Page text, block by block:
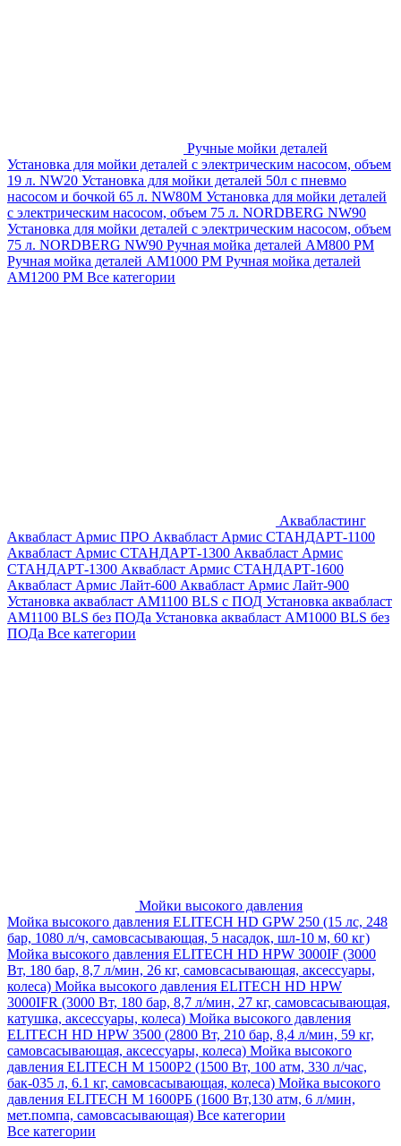
Ручные мойки деталей
Установка для мойки деталей с электрическим насосом, объем
19 л. NW20 Установка для мойки деталей 50л с пневмо
насосом и бочкой 65 л. NW80M Установка для мойки деталей
с электрическим насосом, объем 75 л. NORDBERG NW90
Установка для мойки деталей с электрическим насосом, объем
75 л. NORDBERG NW90 Ручная мойка деталей АМ800 РМ
Ручная мойка деталей АМ1000 РМ Ручная мойка деталей
АМ1200 РМ Все категории
Аквабластинг
Аквабласт Армис ПРО Аквабласт Армис СТАНДАРТ-1100
Аквабласт Армис СТАНДАРТ-1300 Аквабласт Армис
СТАНДАРТ-1300 Аквабласт Армис СТАНДАРТ-1600
Аквабласт Армис Лайт-600 Аквабласт Армис Лайт-900
Установка аквабласт AM1100 BLS с ПОД Установка аквабласт
AM1100 BLS без ПОДа Установка аквабласт AM1000 BLS без
ПОДа Все категории
Мойки высокого давления
Мойка высокого давления ELITECH HD GPW 250 (15 лс, 248
бар, 1080 л/ч, самовсасывающая, 5 насадок, шл-10 м, 60 кг)
Мойка высокого давления ELITECH HD HPW 3000IF (3000
Вт, 180 бар, 8,7 л/мин, 26 кг, самовсасывающая, аксессуары,
колеса) Мойка высокого давления ELITECH HD HPW
3000IFR (3000 Вт, 180 бар, 8,7 л/мин, 27 кг, самовсасывающая,
катушка, аксессуары, колеса) Мойка высокого давления
ELITECH HD HPW 3500 (2800 Вт, 210 бар, 8,4 л/мин, 59 кг,
самовсасывающая, аксессуары, колеса) Мойка высокого
давления ELITECH M 1500P2 (1500 Вт, 100 атм, 330 л/час,
бак-035 л, 6.1 кг, самовсасывающая, колеса) Мойка высокого
давления ELITECH М 1600РБ (1600 Вт,130 атм, 6 л/мин,
мет.помпа, самовсасывающая) Все категории
Все категории